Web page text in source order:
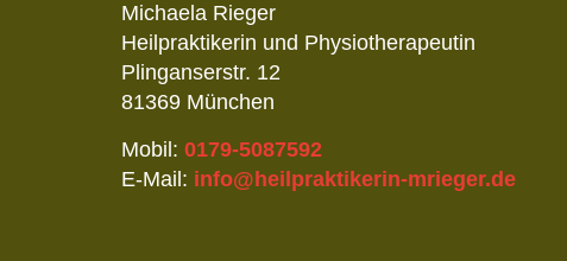
Michaela Rieger
Heilpraktikerin und Physiotherapeutin
Plinganserstr. 12
81369 München
Mobil: 0179-5087592
E-Mail: info@heilpraktikerin-mrieger.de